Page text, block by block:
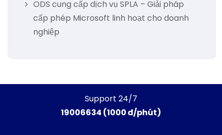
ODS cung cấp dịch vụ SPLA – Giải pháp
cấp phép Microsoft linh hoạt cho doanh
nghiệp
Support 24/7
19006634 (1000 đ/phút)